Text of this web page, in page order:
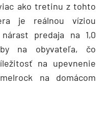
ako tretinu z tohto
je reálnou víziou
predaja na 1,0
na obyvateľa, čo
na upevnenie
na domácom